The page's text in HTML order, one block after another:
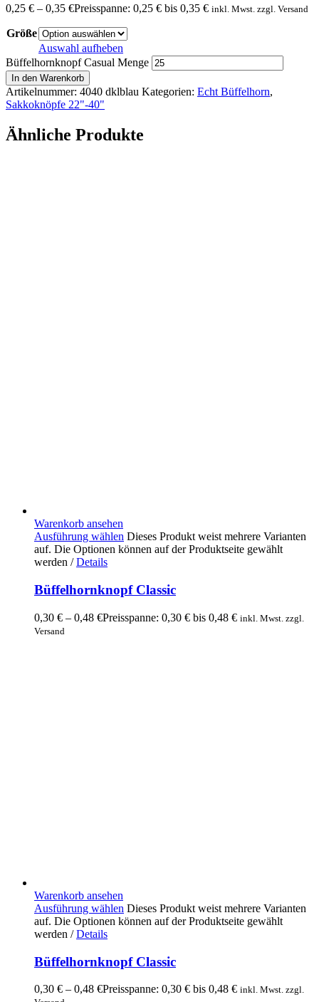
0,25 € – 0,35 €Preisspanne: 0,25 € bis 0,35 € inkl. Mwst. zzgl. Versand
Größe
Auswahl aufheben
Büffelhornknopf Casual Menge
In den Warenkorb
Artikelnummer: 4040 dklblau Kategorien: Echt Büffelhorn,
Sakkoknöpfe 22"-40"
Ähnliche Produkte
Warenkorb ansehen
Ausführung wählen Dieses Produkt weist mehrere Varianten
auf. Die Optionen können auf der Produktseite gewählt
werden / Details
Büffelhornknopf Classic
0,30 € – 0,48 €Preisspanne: 0,30 € bis 0,48 € inkl. Mwst. zzgl.
Versand
Warenkorb ansehen
Ausführung wählen Dieses Produkt weist mehrere Varianten
auf. Die Optionen können auf der Produktseite gewählt
werden / Details
Büffelhornknopf Classic
0,30 € – 0,48 €Preisspanne: 0,30 € bis 0,48 € inkl. Mwst. zzgl.